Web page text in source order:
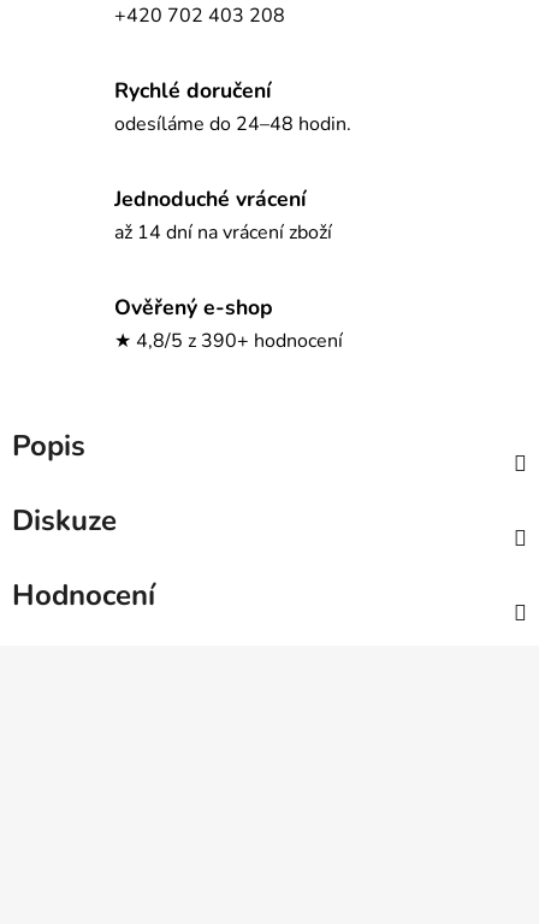
+420 702 403 208
Rychlé doručení
odesíláme do 24–48 hodin.
Jednoduché vrácení
až 14 dní na vrácení zboží
Ověřený e-shop
★ 4,8/5 z 390+ hodnocení
Popis
Diskuze
Hodnocení